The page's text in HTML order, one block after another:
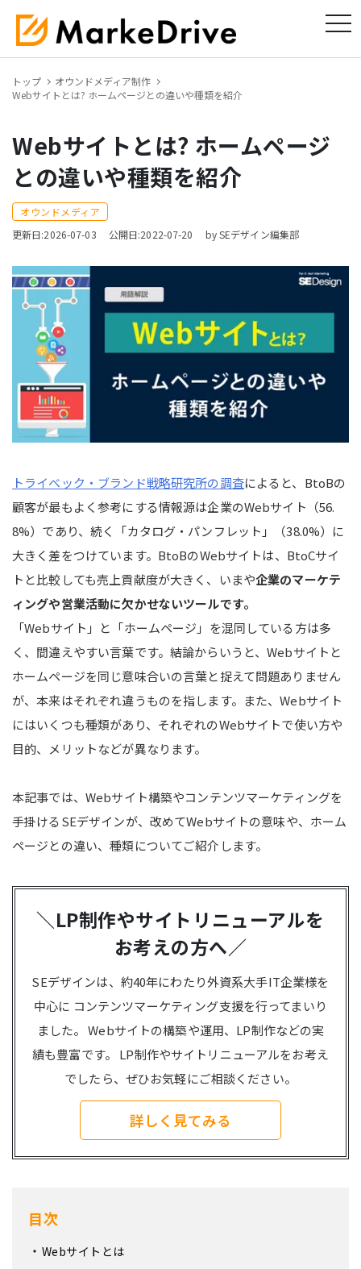
トップ
オウンドメディア制作
Webサイトとは? ホームページとの違いや種類を紹介
Webサイトとは? ホームページ
との違いや種類を紹介
オウンドメディア
更新日:2026-07-03
公開日:2022-07-20 by SEデザイン編集部
トライベック・ブランド戦略研究所の調査によると、BtoBの
顧客が最もよく参考にする情報源は企業のWebサイト（56.
8%）であり、続く「カタログ・パンフレット」（38.0%）に
大きく差をつけています。BtoBのWebサイトは、BtoCサイ
トと比較しても売上貢献度が大きく、いまや企業のマーケテ
ィングや営業活動に欠かせないツールです。
「Webサイト」と「ホームページ」を混同している方は多
く、間違えやすい言葉です。結論からいうと、Webサイトと
ホームページを同じ意味合いの言葉と捉えて問題ありません
が、本来はそれぞれ違うものを指します。また、Webサイト
にはいくつも種類があり、それぞれのWebサイトで使い方や
目的、メリットなどが異なります。
本記事では、Webサイト構築やコンテンツマーケティングを
手掛けるSEデザインが、改めてWebサイトの意味や、ホーム
ページとの違い、種類についてご紹介します。
＼LP制作やサイトリニューアルを
お考えの方へ／
SEデザインは、約40年にわたり外資系大手IT企業様を
中心に コンテンツマーケティング支援を行ってまいり
ました。 Webサイトの構築や運用、LP制作などの実
績も豊富です。
LP制作やサイトリニューアルをお考え
でしたら、ぜひお気軽にご相談ください。
詳しく見てみる
目次
Webサイトとは